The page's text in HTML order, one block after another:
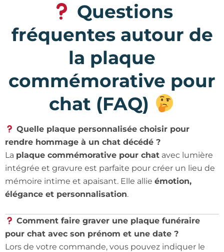
Questions
fréquentes autour de
la plaque
commémorative pour
chat (FAQ)
Quelle plaque personnalisée choisir pour
rendre hommage à un chat décédé ?
La plaque commémorative pour chat avec lumière
intégrée et gravure est parfaite pour créer un lieu de
mémoire intime et apaisant. Elle allie émotion,
élégance et personnalisation.
Comment faire graver une plaque funéraire
pour chat avec son prénom et une date ?
Lors de votre commande, vous pouvez indiquer le